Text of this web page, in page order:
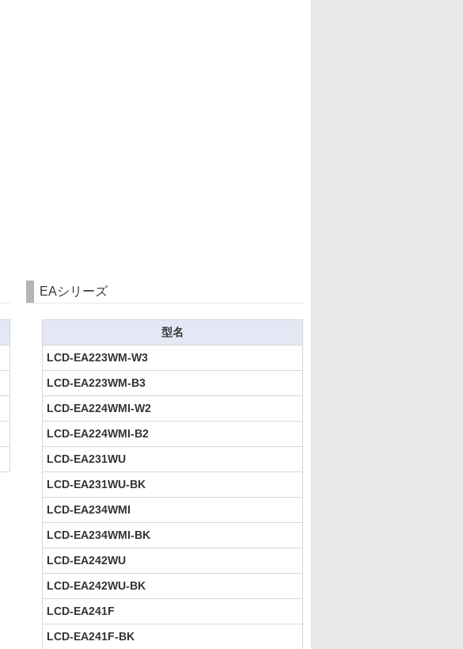
EAシリーズ
型名
LCD-EA223WM-W3
LCD-EA223WM-B3
LCD-EA224WMI-W2
LCD-EA224WMI-B2
LCD-EA231WU
LCD-EA231WU-BK
LCD-EA234WMI
LCD-EA234WMI-BK
LCD-EA242WU
LCD-EA242WU-BK
LCD-EA241F
LCD-EA241F-BK